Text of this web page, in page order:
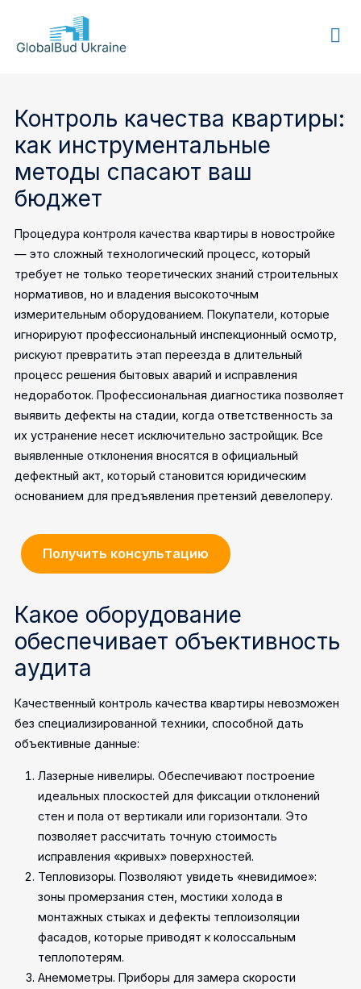
GLOBALBUD
Контроль качества квартиры:
как инструментальные
методы спасают ваш
бюджет
Процедура контроля качества квартиры в новостройке
— это сложный технологический процесс, который
требует не только теоретических знаний строительных
нормативов, но и владения высокоточным
измерительным оборудованием. Покупатели, которые
игнорируют профессиональный инспекционный осмотр,
рискуют превратить этап переезда в длительный
процесс решения бытовых аварий и исправления
недоработок. Профессиональная диагностика позволяет
выявить дефекты на стадии, когда ответственность за
их устранение несет исключительно застройщик. Все
выявленные отклонения вносятся в официальный
дефектный акт, который становится юридическим
основанием для предъявления претензий девелоперу.
Получить консультацию
Какое оборудование
обеспечивает объективность
аудита
Качественный контроль качества квартиры невозможен
без специализированной техники, способной дать
объективные данные:
Лазерные нивелиры. Обеспечивают построение
идеальных плоскостей для фиксации отклонений
стен и пола от вертикали или горизонтали. Это
позволяет рассчитать точную стоимость
исправления «кривых» поверхностей.
Тепловизоры. Позволяют увидеть «невидимое»:
зоны промерзания стен, мостики холода в
монтажных стыках и дефекты теплоизоляции
фасадов, которые приводят к колоссальным
теплопотерям.
Анемометры. Приборы для замера скорости